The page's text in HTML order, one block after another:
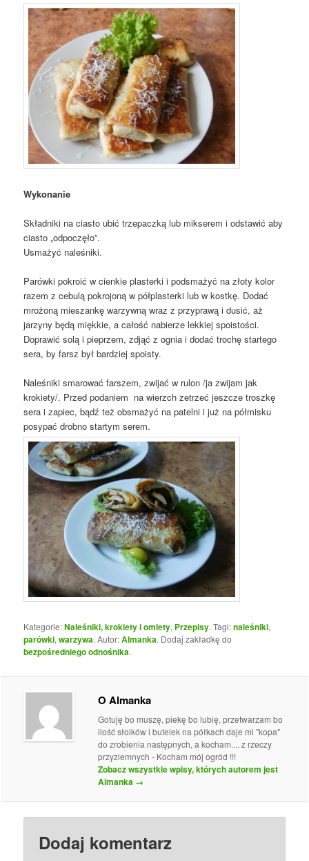
Wykonanie
Składniki na ciasto ubić trzepaczką lub mikserem i odstawić aby
ciasto „odpoczęło”.
Usmażyć naleśniki.
Parówki pokroić w cienkie plasterki i podsmażyć na złoty kolor
razem z cebulą pokrojoną w półplasterki lub w kostkę. Dodać
mrożoną mieszankę warzywną wraz z przyprawą i dusić, aż
jarzyny będą miękkie, a całość nabierze lekkiej spoistości.
Doprawić solą i pieprzem, zdjąć z ognia i dodać trochę startego
sera, by farsz był bardziej spoisty.
Naleśniki smarować farszem, zwijać w rulon /ja zwijam jak
krokiety/. Przed podaniem na wierzch zetrzeć jeszcze troszkę
sera i zapiec, bądź też obsmażyć na patelni i już na półmisku
posypać drobno startym serem.
Kategorie:Naleśniki, krokiety i omlety, Przepisy. Tagi:naleśniki,
parówki,warzywa. Autor:Almanka. Dodaj zakładkę do
bezpośredniego odnośnika.
O Almanka
Gotuję bo muszę, piekę bo lubię, przetwarzam bo
ilość słoików i butelek na półkach daje mi "kopa"
do zrobienia następnych, a kocham.... z rzeczy
przyziemnych - Kocham mój ogród !!!
Zobacz wszystkie wpisy, których autorem jest
Almanka →
Dodaj komentarz